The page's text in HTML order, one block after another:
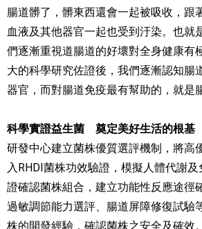
腸道髒了，髒東西還會一起被吸收，跟
血液及其他器官一起也受到汙染。也就
們逐漸重視道腸道的好壞對全身健康有
大的科學研究佐證後，我們逐漸認知腸
器官，而對腸道免疫最有幫助的，就是
科學實證益生菌 奠定美好生活的根基
研發中心建立菌株優質選評機制，將高
入RHDI菌株功效驗證，模擬人體代謝
證確認菌株組合，建立功能性反應途徑
過敏調節能力選評、腸道屏障修復試驗
株的開發經驗，確認菌株之安全及確效。